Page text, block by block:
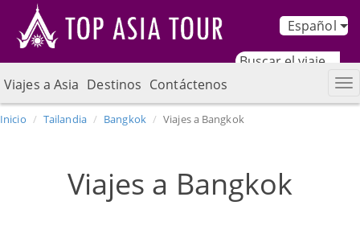
Español
Viajes a Asia Destinos Contáctenos
Inicio Tailandia Bangkok Viajes a Bangkok
Viajes a Bangkok